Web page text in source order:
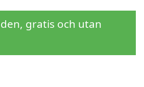
gratis och utan